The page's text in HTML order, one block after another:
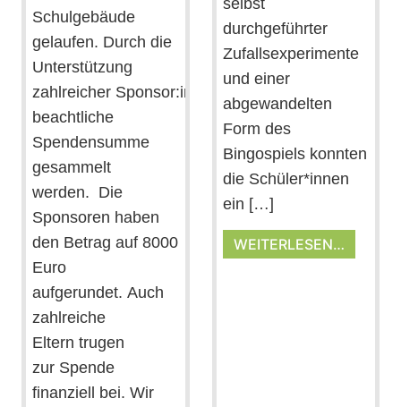
Schulgebäude
gelaufen. Durch die
Unterstützung
zahlreicher Sponsor:innen konnte damit eine
beachtliche
Spendensumme
gesammelt
werden. Die
Sponsoren haben
den Betrag auf 8000
Euro
aufgerundet. Auch
zahlreiche
Eltern trugen
zur Spende
finanziell bei. Wir
selbst
durchgeführter
Zufallsexperimente
und einer
abgewandelten
Form des
Bingospiels konnten
die Schüler*innen
ein […]
WEITERLESEN…